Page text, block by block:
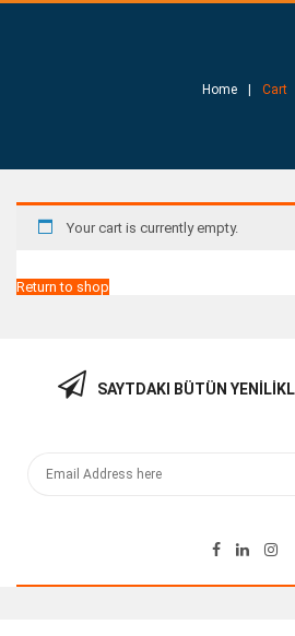
Home Cart
Your cart is currently empty.
Return to shop
SAYTDAKI BÜTÜN